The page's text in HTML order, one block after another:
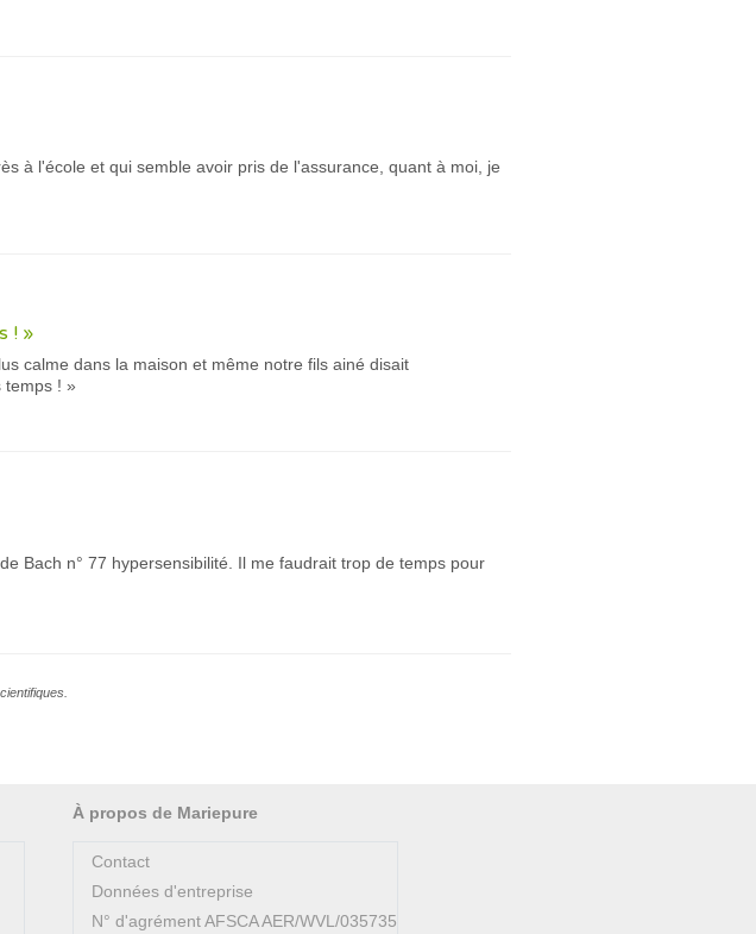
à l'école et qui semble avoir pris de l'assurance, quant à moi, je
! »
calme dans la maison et même notre fils ainé disait
temps ! »
Bach n° 77 hypersensibilité. Il me faudrait trop de temps pour
À propos de Mariepure
Contact
Données d'entreprise
N° d'agrément AFSCA AER/WVL/035735